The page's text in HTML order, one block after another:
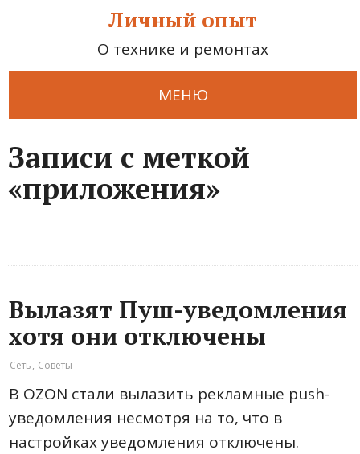
Личный опыт
О технике и ремонтах
МЕНЮ
Записи с меткой
«приложения»
Вылазят Пуш-уведомления
хотя они отключены
Сеть, Советы
В OZON стали вылазить рекламные push-
уведомления несмотря на то, что в
настройках уведомления отключены.